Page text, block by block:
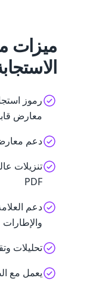
ميزات
رموز
معارض
دعم
PDF
دعم
والإطارات
تحليلات
يعمل مع